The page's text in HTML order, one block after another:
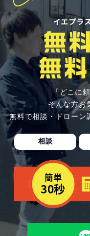
「どこに
そんな方お
無料で相談・ドローン
相談